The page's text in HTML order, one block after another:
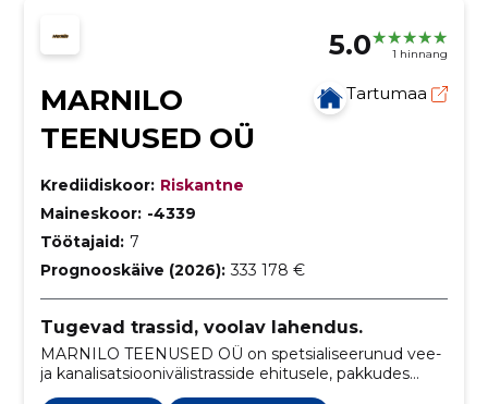
5.0 1 hinnang
MARNILO
TEENUSED OÜ
Tartumaa
Krediidiskoor: Riskantne
Maineskoor: -4339
Töötajaid: 7
Prognooskäive (2026): 333 178 €
Tugevad trassid, voolav lahendus.
MARNILO TEENUSED OÜ on spetsialiseerunud vee-
ja kanalisatsioonivälistrasside ehitusele, pakkudes
kvaliteetseid ja vastupidavaid lahendusi kogu Eestis.